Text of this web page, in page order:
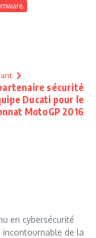
sécurité
Ducati pour le
MotoGP 2016
en cybersécurité
incontournable de la